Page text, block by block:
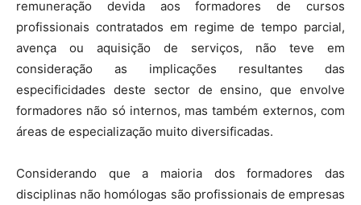
remuneração devida aos formadores de cursos
profissionais contratados em regime de tempo parcial,
avença ou aquisição de serviços, não teve em
consideração as implicações resultantes das
especificidades deste sector de ensino, que envolve
formadores não só internos, mas também externos, com
áreas de especialização muito diversificadas.
Considerando que a maioria dos formadores das
disciplinas não homólogas são profissionais de empresas